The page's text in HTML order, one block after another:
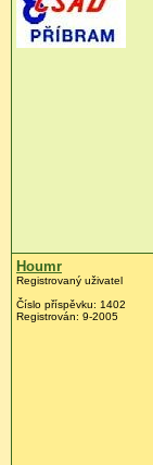
Houmr
Registrovaný uživatel
Číslo příspěvku: 1402
Registrován: 9-2005